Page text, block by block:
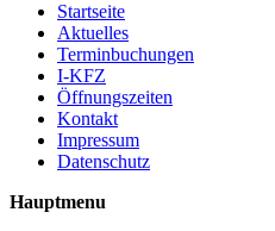
Startseite
Aktuelles
Terminbuchungen
I-KFZ
Öffnungszeiten
Kontakt
Impressum
Datenschutz
Hauptmenu